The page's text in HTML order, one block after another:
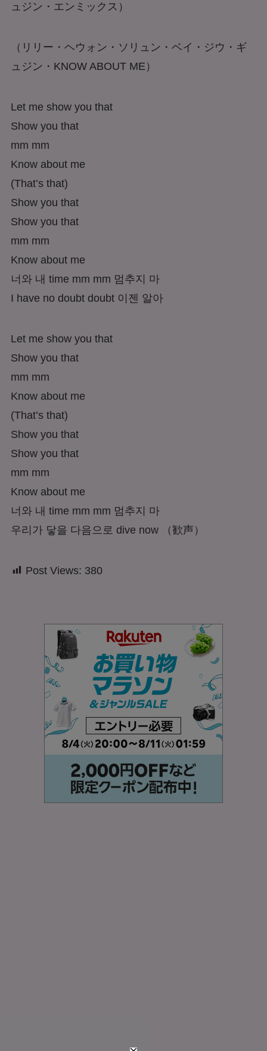
ュジン・エンミックス）
（リリー・ヘウォン・ソリュン・ベイ・ジウ・ギ
ュジン・KNOW ABOUT ME）
Let me show you that
Show you that
mm mm
Know about me
(That’s that)
Show you that
Show you that
mm mm
Know about me
너와 내 time mm mm 멈추지 마
I have no doubt doubt 이젠 알아
Let me show you that
Show you that
mm mm
Know about me
(That’s that)
Show you that
Show you that
mm mm
Know about me
너와 내 time mm mm 멈추지 마
우리가 닿을 다음으로 dive now
（歓声）
Post Views: 380